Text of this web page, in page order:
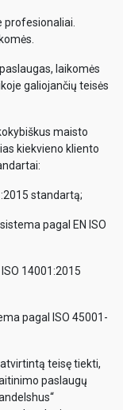
profesionaliai.
laikomės
galiojančių teisės
maisto
kiekvieno kliento
standartą;
pagal EN ISO
14001:2015
pagal ISO 45001-
teisę tiekti,
paslaugų